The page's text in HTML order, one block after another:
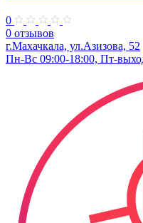
0
0 отзывов
г.Махачкала, ул.Азизова, 52
Пн-Вс 09:00-18:00, Пт-